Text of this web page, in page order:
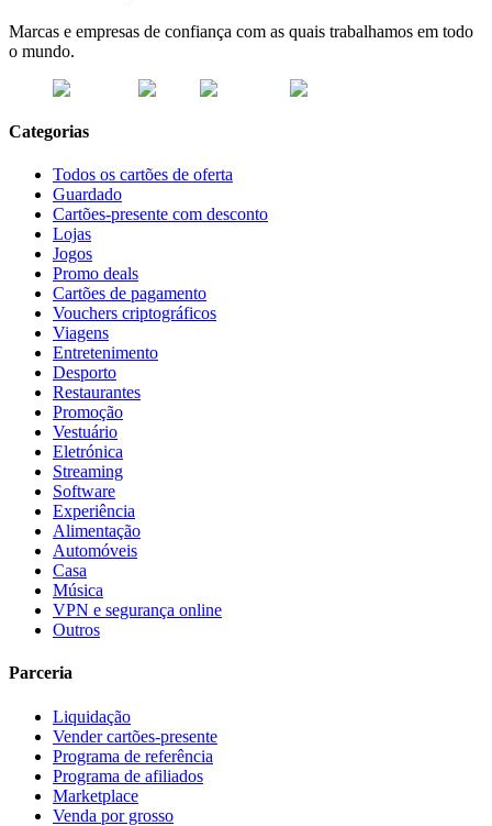
Marcas e empresas de confiança com as quais trabalhamos em todo
o mundo.
Categorias
Todos os cartões de oferta
Guardado
Cartões-presente com desconto
Lojas
Jogos
Promo deals
Cartões de pagamento
Vouchers criptográficos
Viagens
Entretenimento
Desporto
Restaurantes
Promoção
Vestuário
Eletrónica
Streaming
Software
Experiência
Alimentação
Automóveis
Casa
Música
VPN e segurança online
Outros
Parceria
Liquidação
Vender cartões-presente
Programa de referência
Programa de afiliados
Marketplace
Venda por grosso